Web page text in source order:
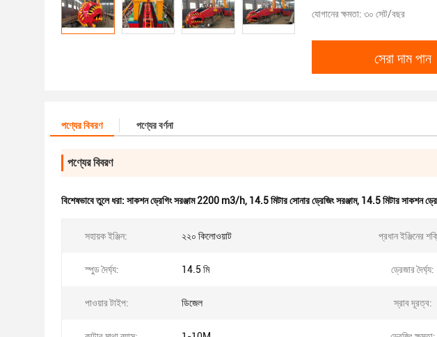
যোগানের ক্ষমতা: ৩০ সেট/বছর
সেরা দাম পান
পণ্যের বিবরণ পণ্যের বর্ণনা
পণ্যের বিবরণ
বিশেষভাবে তুলে ধরা: সাকশন ড্রেগিং সরঞ্জাম 2200 m3/h, 14.5 মিটার সোনার ড্রেজিং সরঞ্জাম, 14.5 মিটার সাকশন
সহায়ক ইঞ্জিন: ২২০ কিলোওয়াট প্রধান ইঞ্জিনের
স্পুড দৈর্ঘ্য: 14.5 মি ড্রেজার দৈর্ঘ্য:
পাওয়ার টাইপ: ডিজেল স্রাব দূরত্ব: